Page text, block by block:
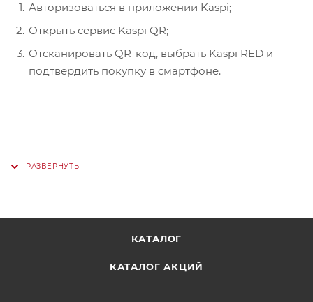
Авторизоваться в приложении Kaspi;
Открыть сервис Kaspi QR;
Отсканировать QR-код, выбрать Kaspi RED и
подтвердить покупку в смартфоне.
КАТАЛОГ
КАТАЛОГ АКЦИЙ